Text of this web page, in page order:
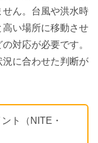
ん。台風や洪水時
い場所に移動させ
対応が必要です。
に合わせた判断が
ト（NITE・